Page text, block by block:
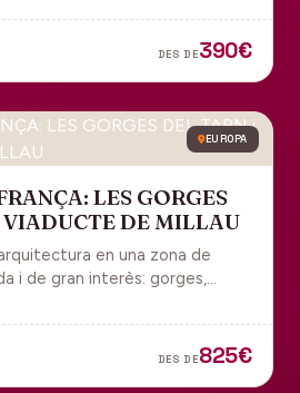
DES DE390€
EUROPA
LES GORGES
VIADUCTE DE MILLAU
en una zona de
i de gran interès: gorges,
DES DE825€